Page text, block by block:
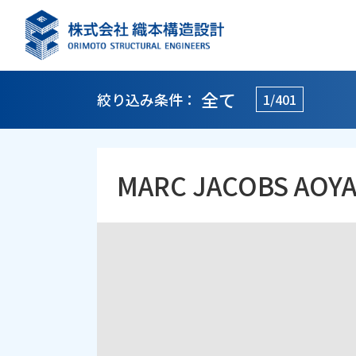
絞り込み条件： 全て 1/401
MARC JACOBS